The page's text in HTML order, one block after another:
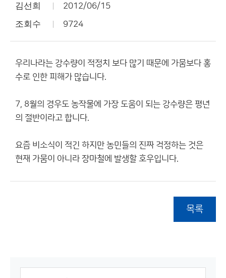
김선희 2012/06/15
조회수 9724
우리나라는 강수량이 적정치 보다 많기 때문에 가뭄보다 홍
수로 인한 피해가 많습니다.
7, 8월의 경우도 농작물에 가장 도움이 되는 강수량은 평년
의 절반이라고 합니다.
요즘 비소식이 적긴 하지만 농민들의 진짜 걱정하는 것은
현재 가뭄이 아니라 장마철에 발생할 호우입니다.
목록